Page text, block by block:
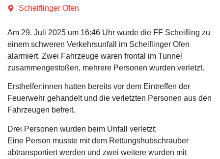
Scheiflinger Ofen
Am 29. Juli 2025 um 16:46 Uhr wurde die FF Scheifling zu
einem schweren Verkehrsunfall im Scheiflinger Ofen
alarmiert. Zwei Fahrzeuge waren frontal im Tunnel
zusammengestoßen, mehrere Personen wurden verletzt.
Ersthelfer:innen hatten bereits vor dem Eintreffen der
Feuerwehr gehandelt und die verletzten Personen aus den
Fahrzeugen befreit.
Drei Personen wurden beim Unfall verletzt:
Eine Person musste mit dem Rettungshubschrauber
abtransportiert werden und zwei weitere wurden mit